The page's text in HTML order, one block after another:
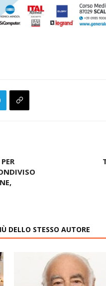
DELLO STESSO AUTORE